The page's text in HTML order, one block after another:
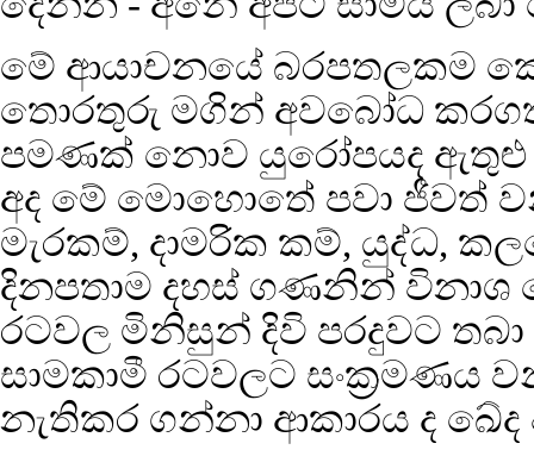
මේ ආයාචනයේ බරපතලකම
තොරතුරු මගින් අවබෝධ
පමණක් නොව යුරෝපයද ඇතුළු
අද මේ මොහොතේ පවා ජීවත්
මැරකම්, දාමරික කම්, යුද්ධ,
දිනපතාම දහස් ගණනින් විනාශ
රටවල මිනිසුන් දිවි පරදුවට තබා
සාමකාමී රටවලට සංක්‍රමණය
නැතිකර ගන්නා ආකාරය ද